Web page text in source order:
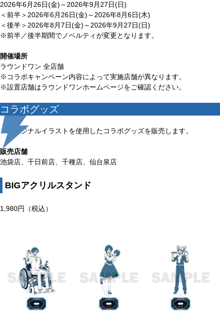
2026年6月26日(金)～2026年9月27日(日)
＜前半＞2026年6月26日(金)～2026年8月6日(木)
＜後半＞2026年8月7日(金)～2026年9月27日(日)
※前半／後半期間でノベルティが変更となります。
開催場所
ラウンドワン 全店舗
※コラボキャンペーン内容によって実施店舗が異なります。
※設置店舗はラウンドワンホームページをご確認ください。
コラボグッズ
オリジナルイラストを使用したコラボグッズを販売します。
販売店舗
池袋店、千日前店、千種店、仙台泉店
BIGアクリルスタンド
1,980円（税込）